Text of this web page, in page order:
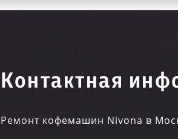
Контактная
Ремонт кофемашин Nivona в